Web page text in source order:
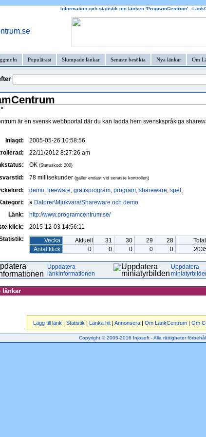
Information och statistik om länken 'ProgramCentrum' -
Populärast Slumpade länkar Senaste besökta Nya länkar Om
»
är en svensk webbportal där du kan ladda hem svenskspråkiga
Inlagd:
2005-05-26 10:58:56
22/11/2012 8:27:26 am
OK (Statuskod: 200)
78 millisekunder (gäller endast vid senaste kontrollen)
demo, freeware, gratisprogram, program, shareware, spel ,
» Datorer\Mjukvara\Shareware och demo
Länk:
http://www.programcentrum.se/
klick:
2015-12-03 14:56:11
Vecka Aktuell 31 30 29 28
Antal klick
0 0 0 0 0
Uppdatera
länkinformationen
Uppdatera
länkar
Lägg till länk | Statistik | Länka hit| Annonsera| Om LänkCentrum| Om
Copyright © 2005-2016 Injosoft - Alla rättigheter